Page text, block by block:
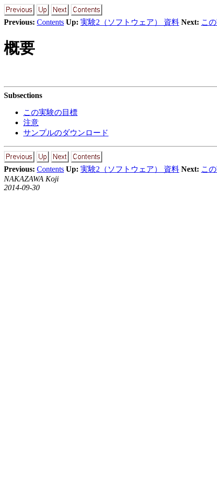
Previous: Contents Up: 実験2（ソフトウェア） 資料 Next: こ
概要
Subsections
この実験の目標
注意
サンプルのダウンロード
Previous: Contents Up: 実験2（ソフトウェア） 資料 Next: こ
NAKAZAWA Koji
2014-09-30